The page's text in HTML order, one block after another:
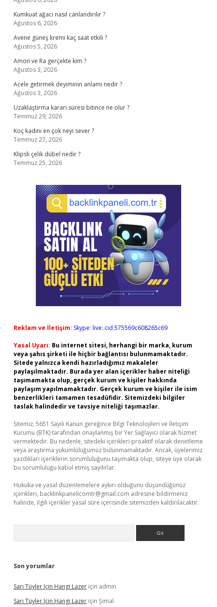
Kumkuat ağacı nasıl canlandırılır ?
Ağustos 6, 2026
Avene güneş kremi kaç saat etkili ?
Ağustos 5, 2026
Amon ve Ra gerçekte kim ?
Ağustos 3, 2026
Acele getirmek deyiminin anlamı nedir ?
Ağustos 3, 2026
Uzaklaştırma kararı süresi bitince ne olur ?
Temmuz 29, 2026
Koç kadını en çok neyi sever ?
Temmuz 27, 2026
Klipsli çelik dübel nedir ?
Temmuz 25, 2026
Reklam ve İletişim: Skype: live:.cid.575569c608265c69
Yasal Uyarı: Bu internet sitesi, herhangi bir marka, kurum
veya şahıs şirketi ile hiçbir bağlantısı bulunmamaktadır.
Sitede yalnızca kendi hazırladığımız makaleler
paylaşılmaktadır. Burada yer alan içerikler haber niteliği
taşımamakta olup, gerçek kurum ve kişiler hakkında
paylaşım yapılmamaktadır. Gerçek kurum ve kişiler ile isim
benzerlikleri tamamen tesadüfidir. Sitemizdeki bilgiler
taslak halindedir ve tavsiye niteliği taşımazlar.
Sitemiz, 5651 Sayılı Kanun gereğince Bilgi Teknolojileri ve İletişim
Kurumu (BTK) tarafından onaylanmış bir Yer Sağlayıcı olarak hizmet
vermektedir. Bu nedenle, sitedeki içerikleri proaktif olarak denetleme
veya araştırma yükümlülüğümüz bulunmamaktadır. Ancak, üyelerimiz
yazdıkları içeriklerin sorumluluğunu taşımakta olup, siteye üye olarak
bu sorumluluğu kabul etmiş sayılırlar.
Hukuka ve yasal düzenlemelere aykırı olduğunu düşündüğünüz
içerikleri, backlinkpanelicomtr@gmail.com adresine bildirmeniz
halinde, ilgili içerikler yasal süre içerisinde sitemizden kaldırılacaktır.
Son yorumlar
Sarı Tüyler Için Hangi Lazer için admin
Sarı Tüyler Için Hangi Lazer için Şimal